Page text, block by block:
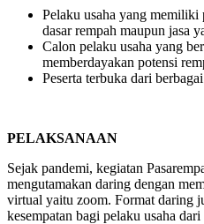
Pelaku usaha yang memiliki
dasar rempah maupun jasa
Calon pelaku usaha yang
memberdayakan potensi
Peserta terbuka dari
PELAKSANAAN
Sejak pandemi, kegiatan
mengutamakan daring dengan
virtual yaitu zoom. Format daring
kesempatan bagi pelaku usaha